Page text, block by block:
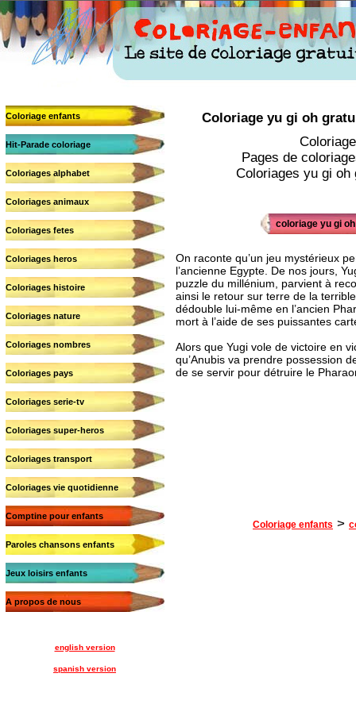
Coloriage enfants
Hit-Parade coloriage
Coloriages alphabet
Coloriages animaux
Coloriages fetes
Coloriages heros
Coloriages histoire
Coloriages nature
Coloriages nombres
Coloriages pays
Coloriages serie-tv
Coloriages super-heros
Coloriages transport
Coloriages vie quotidienne
Comptine pour enfants
Paroles chansons enfants
Jeux loisirs enfants
A propos de nous
english version
spanish version
Coloriage yu gi oh
Pages de
Coloriages yu gi
coloriage yu gi oh
On raconte qu’un jeu mystérieux
l’ancienne Egypte. De nos jours,
puzzle du millénium, parvient à
ainsi le retour sur terre de la
dédouble lui-même en l’ancien
mort à l’aide de ses puissantes
Alors que Yugi vole de victoire en
qu’Anubis va prendre possession
de se servir pour détruire le
Coloriage enfants >